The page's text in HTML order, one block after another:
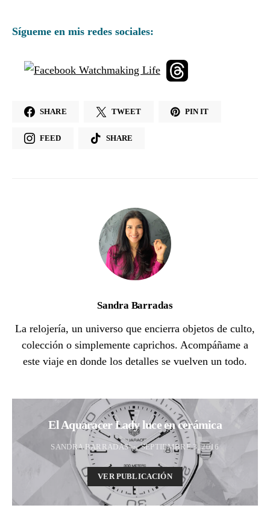
Sígueme en mis redes sociales:
SHARE TWEET PIN IT
FEED SHARE
Sandra Barradas
La relojería, un universo que encierra objetos de culto,
colección o simplemente caprichos. Acompáñame a
este viaje en donde los detalles se vuelven un todo.
El Aquaracer Lady luce en cerámica
SANDRA BARRADAS SEPTIEMBRE 3, 2016
VER PUBLICACIÓN